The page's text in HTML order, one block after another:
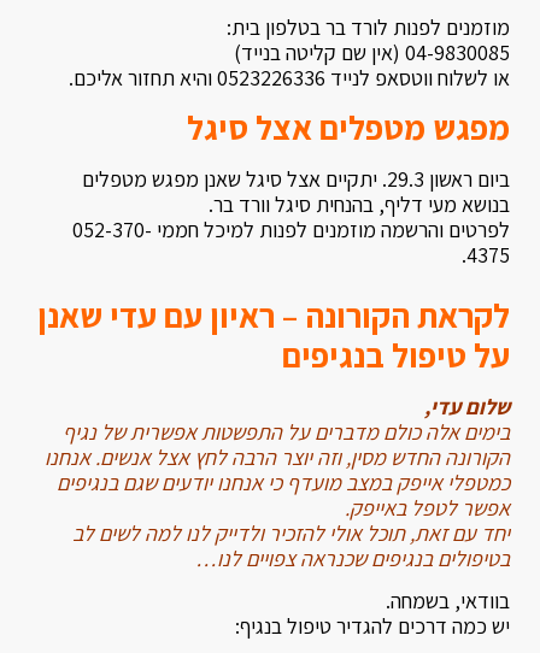
מוזמנים לפנות לורד בר בטלפון בית:
04-9830085 (אין שם קליטה בנייד)
או לשלוח ווטסאפ לנייד 0523226336 והיא תחזור אליכם.
מפגש מטפלים אצל סיגל
ביום ראשון 29.3. יתקיים אצל סיגל שאנן מפגש מטפלים
בנושא מעי דליף, בהנחית סיגל וורד בר.
לפרטים והרשמה מוזמנים לפנות למיכל חממי 052-370-
4375.
לקראת הקורונה – ראיון עם עדי שאנן
על טיפול בנגיפים
שלום עדי,
בימים אלה כולם מדברים על התפשטות אפשרית של נגיף
הקורונה החדש מסין, וזה יוצר הרבה לחץ אצל אנשים. אנחנו
כמטפלי אייפק במצב מועדף כי אנחנו יודעים שגם בנגיפים
אפשר לטפל באייפק.
יחד עם זאת, תוכל אולי להזכיר ולדייק לנו למה לשים לב
בטיפולים בנגיפים שכנראה צפויים לנו…
בוודאי, בשמחה.
יש כמה דרכים להגדיר טיפול בנגיף: